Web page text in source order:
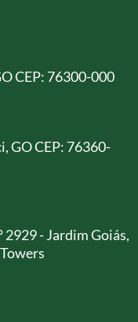
CEP: 76300-000
GO CEP: 76360-
2929 - Jardim Goiás,